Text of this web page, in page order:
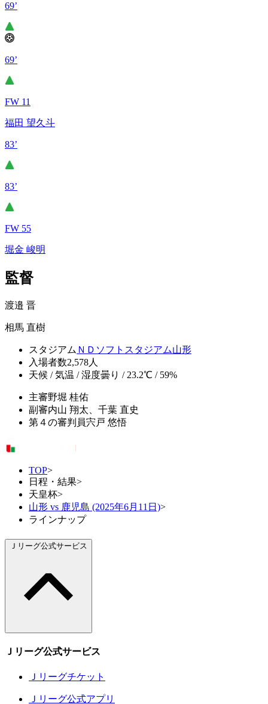
69’
69’
FW 11
福田 望久斗
83’
83’
FW 55
堀金 峻明
監督
渡邉 晋
相馬 直樹
スタジアム ＮＤソフトスタジアム山形
入場者数2,578人
天候 / 気温 / 湿度曇り / 23.2℃ / 59%
主審野堀 桂佑
副審内山 翔太、千葉 直史
第４の審判員宍戸 悠悟
TOP>
日程・結果>
天皇杯>
山形 vs 鹿児島 (2025年6月11日)>
ラインナップ
Ｊリーグ公式サービス
Ｊリーグ公式サービス
Ｊリーグチケット
Ｊリーグ公式アプリ